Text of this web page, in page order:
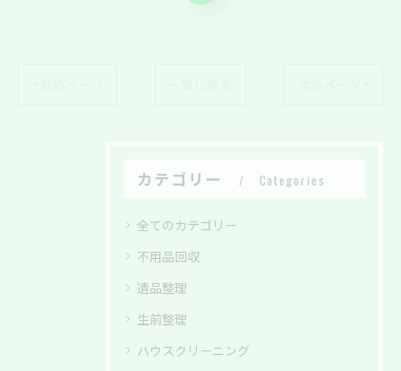
カテゴリー Categories
全てのカテゴリー
不用品回収
遺品整理
生前整理
ハウスクリーニング